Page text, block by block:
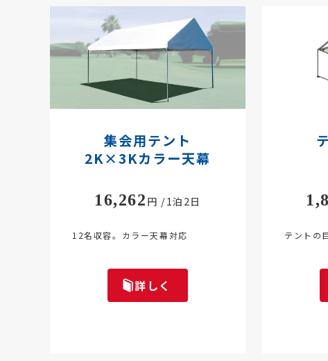
集会用テント
2K×3Kカラー天幕
16,262円 /1泊2日
12名収容。カラー天幕対応
詳しく
テントの